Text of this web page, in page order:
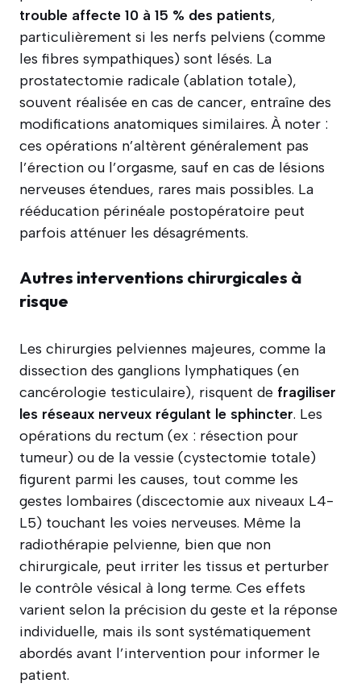
trouble affecte 10 à 15 % des patients,
particulièrement si les nerfs pelviens (comme
les fibres sympathiques) sont lésés. La
prostatectomie radicale (ablation totale),
souvent réalisée en cas de cancer, entraîne des
modifications anatomiques similaires. À noter :
ces opérations n’altèrent généralement pas
l’érection ou l’orgasme, sauf en cas de lésions
nerveuses étendues, rares mais possibles. La
rééducation périnéale postopératoire peut
parfois atténuer les désagréments.
Autres interventions chirurgicales à
risque
Les chirurgies pelviennes majeures, comme la
dissection des ganglions lymphatiques (en
cancérologie testiculaire), risquent de fragiliser
les réseaux nerveux régulant le sphincter. Les
opérations du rectum (ex : résection pour
tumeur) ou de la vessie (cystectomie totale)
figurent parmi les causes, tout comme les
gestes lombaires (discectomie aux niveaux L4-
L5) touchant les voies nerveuses. Même la
radiothérapie pelvienne, bien que non
chirurgicale, peut irriter les tissus et perturber
le contrôle vésical à long terme. Ces effets
varient selon la précision du geste et la réponse
individuelle, mais ils sont systématiquement
abordés avant l’intervention pour informer le
patient.